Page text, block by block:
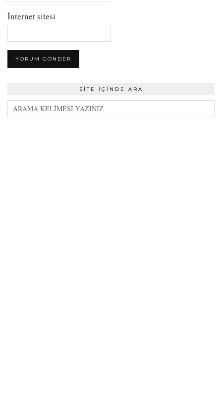
İnternet sitesi
SITE İÇINDE ARA